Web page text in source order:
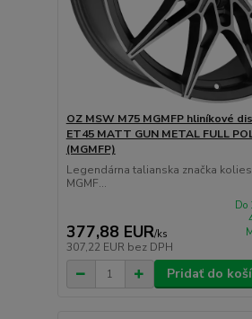
OZ MSW M75 MGMFP hliníkové
ET45 MATT GUN METAL FULL
(MGMFP)
Legendárna talianska značka
MGMF...
377,88 EUR/ks
307,22 EUR bez DPH
Do
Pridať do